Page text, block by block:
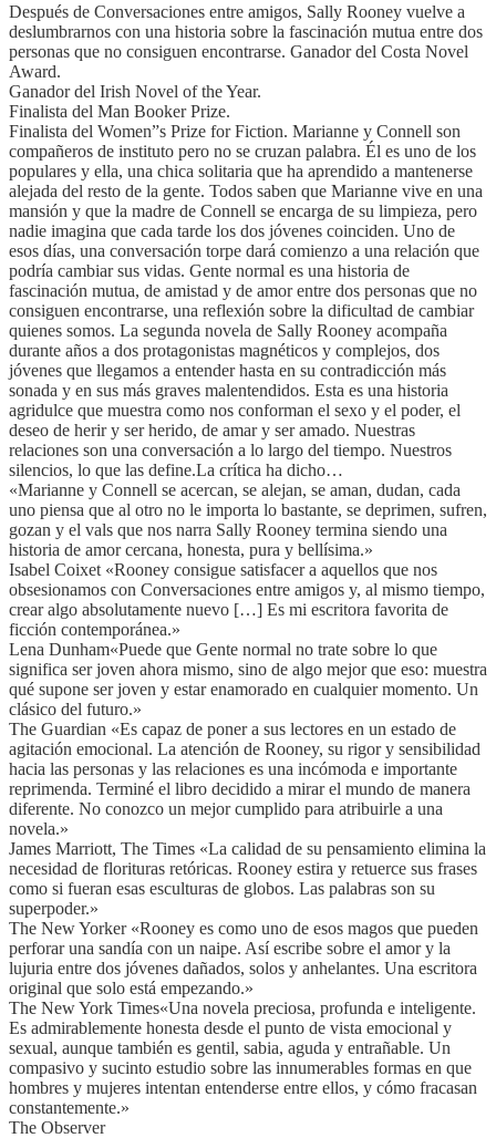
Después de Conversaciones entre amigos, Sally Rooney vuelve a
deslumbrarnos con una historia sobre la fascinación mutua entre dos
personas que no consiguen encontrarse. Ganador del Costa Novel
Award.
Ganador del Irish Novel of the Year.
Finalista del Man Booker Prize.
Finalista del Women”s Prize for Fiction. Marianne y Connell son
compañeros de instituto pero no se cruzan palabra. Él es uno de los
populares y ella, una chica solitaria que ha aprendido a mantenerse
alejada del resto de la gente. Todos saben que Marianne vive en una
mansión y que la madre de Connell se encarga de su limpieza, pero
nadie imagina que cada tarde los dos jóvenes coinciden. Uno de
esos días, una conversación torpe dará comienzo a una relación que
podría cambiar sus vidas. Gente normal es una historia de
fascinación mutua, de amistad y de amor entre dos personas que no
consiguen encontrarse, una reflexión sobre la dificultad de cambiar
quienes somos. La segunda novela de Sally Rooney acompaña
durante años a dos protagonistas magnéticos y complejos, dos
jóvenes que llegamos a entender hasta en su contradicción más
sonada y en sus más graves malentendidos. Esta es una historia
agridulce que muestra como nos conforman el sexo y el poder, el
deseo de herir y ser herido, de amar y ser amado. Nuestras
relaciones son una conversación a lo largo del tiempo. Nuestros
silencios, lo que las define.La crítica ha dicho…
«Marianne y Connell se acercan, se alejan, se aman, dudan, cada
uno piensa que al otro no le importa lo bastante, se deprimen, sufren,
gozan y el vals que nos narra Sally Rooney termina siendo una
historia de amor cercana, honesta, pura y bellísima.»
Isabel Coixet «Rooney consigue satisfacer a aquellos que nos
obsesionamos con Conversaciones entre amigos y, al mismo tiempo,
crear algo absolutamente nuevo […] Es mi escritora favorita de
ficción contemporánea.»
Lena Dunham«Puede que Gente normal no trate sobre lo que
significa ser joven ahora mismo, sino de algo mejor que eso: muestra
qué supone ser joven y estar enamorado en cualquier momento. Un
clásico del futuro.»
The Guardian «Es capaz de poner a sus lectores en un estado de
agitación emocional. La atención de Rooney, su rigor y sensibilidad
hacia las personas y las relaciones es una incómoda e importante
reprimenda. Terminé el libro decidido a mirar el mundo de manera
diferente. No conozco un mejor cumplido para atribuirle a una
novela.»
James Marriott, The Times «La calidad de su pensamiento elimina la
necesidad de florituras retóricas. Rooney estira y retuerce sus frases
como si fueran esas esculturas de globos. Las palabras son su
superpoder.»
The New Yorker «Rooney es como uno de esos magos que pueden
perforar una sandía con un naipe. Así escribe sobre el amor y la
lujuria entre dos jóvenes dañados, solos y anhelantes. Una escritora
original que solo está empezando.»
The New York Times«Una novela preciosa, profunda e inteligente.
Es admirablemente honesta desde el punto de vista emocional y
sexual, aunque también es gentil, sabia, aguda y entrañable. Un
compasivo y sucinto estudio sobre las innumerables formas en que
hombres y mujeres intentan entenderse entre ellos, y cómo fracasan
constantemente.»
The Observer